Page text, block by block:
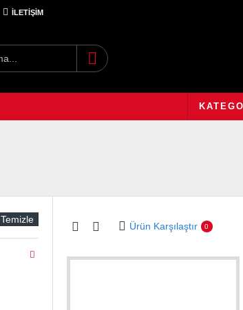
İLETIŞIM
Temizle
Ürün Karşılaştır 0